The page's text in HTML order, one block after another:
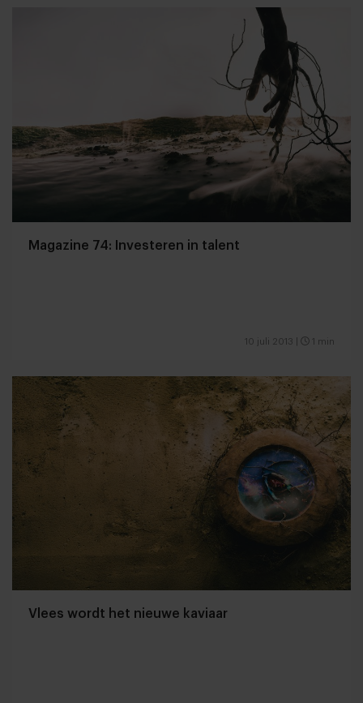
Magazine 74: Investeren in talent
10 juli 2013 1 min
Vlees wordt het nieuwe kaviaar